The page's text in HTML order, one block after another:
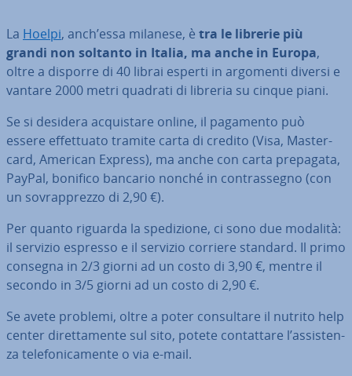
La Hoelpi, anch’essa milanese, è tra le librerie più
grandi non soltanto in Italia, ma anche in Europa,
oltre a disporre di 40 librai esperti in argomenti diversi e
vantare 2000 metri quadrati di libreria su cinque piani.
Se si desidera ac­qui­sta­re online, il pagamento può
essere ef­fet­tua­to tramite carta di credito (Visa, Ma­ster­
card, American Express), ma anche con carta prepagata,
PayPal, bonifico bancario nonché in con­tras­se­gno (con
un so­vrap­prez­zo di 2,90 €).
Per quanto riguarda la spe­di­zio­ne, ci sono due modalità:
il servizio espresso e il servizio corriere standard. Il primo
consegna in 2/3 giorni ad un costo di 3,90 €, mentre il
secondo in 3/5 giorni ad un costo di 2,90 €.
Se avete problemi, oltre a poter con­sul­ta­re il nutrito help
center di­ret­ta­men­te sul sito, potete con­tat­ta­re l’as­si­sten­
za te­le­fo­ni­ca­men­te o via e-mail.